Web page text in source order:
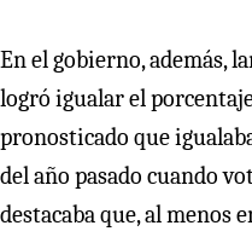
En el gobierno, además,
logró igualar el
pronosticado que
del año pasado cuando
destacaba que, al menos